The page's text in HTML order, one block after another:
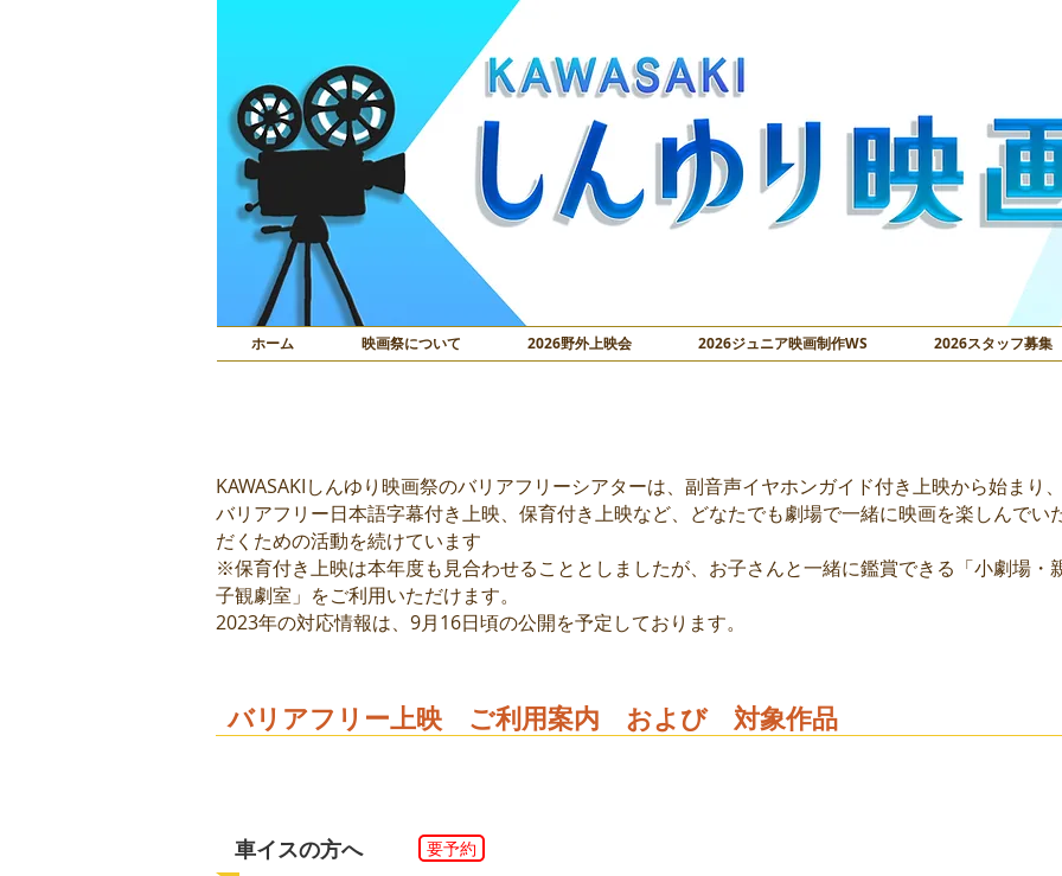
ホーム 映画祭について 2026野外上映会 2026ジュニア映画制作WS 2026スタッフ募集
KAWASAKIしんゆり映画祭のバリアフリーシアターは、副音声イヤホンガイド付き上映から始まり
バリアフリー日本語字幕付き上映、保育付き上映など、どなたでも劇場で一緒に映画を楽しんでい
だくための活動を続けています
​※保育付き上映は本年度も見合わせることとしましたが、お子さんと一緒に鑑賞できる「小劇場・
子観劇室」をご利用いただけます。
​2023年の対応情報は、9月16日頃の公開を予定しております。
バリアフリー上映 ご利用案内 および 対象作品
車イスの方へ 要予約